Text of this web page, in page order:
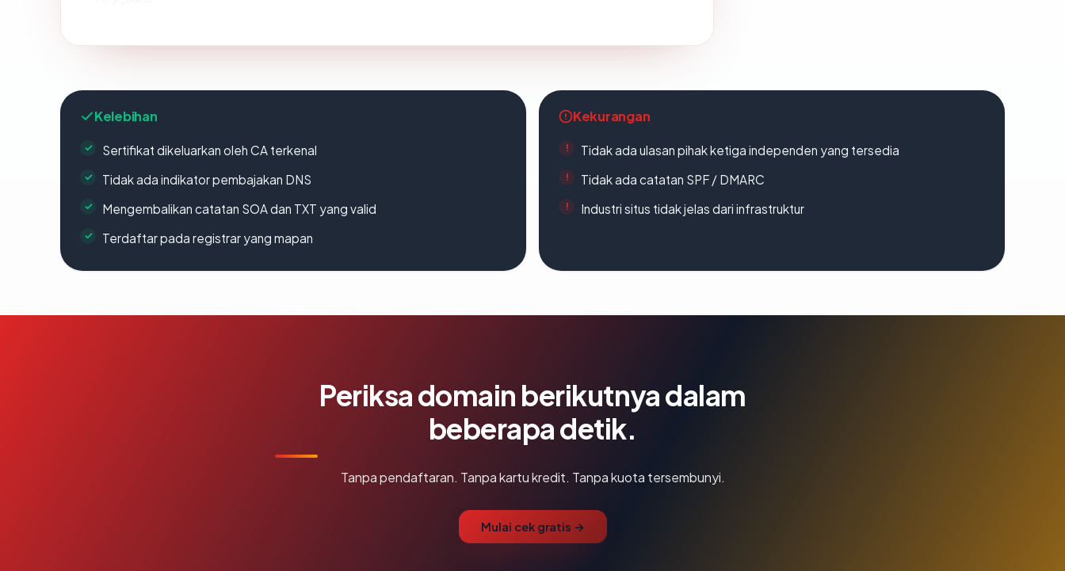
Kelebihan
Sertifikat dikeluarkan oleh CA terkenal
Tidak ada indikator pembajakan DNS
Mengembalikan catatan SOA dan TXT yang valid
Terdaftar pada registrar yang mapan
Kekurangan
Tidak ada ulasan pihak ketiga independen yang tersedia
Tidak ada catatan SPF / DMARC
Industri situs tidak jelas dari infrastruktur
Periksa domain berikutnya dalam
beberapa detik.
Tanpa pendaftaran. Tanpa kartu kredit. Tanpa kuota tersembunyi.
Mulai cek gratis →